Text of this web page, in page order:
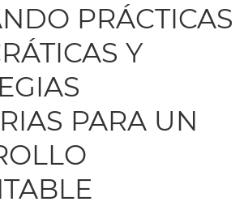
PRÁCTICAS
Y
PARA UN